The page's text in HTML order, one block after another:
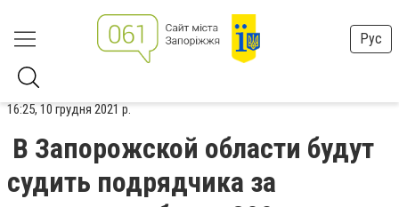
Рус
16:25, 10 грудня 2021 р.
В Запорожской области будут
судить подрядчика за